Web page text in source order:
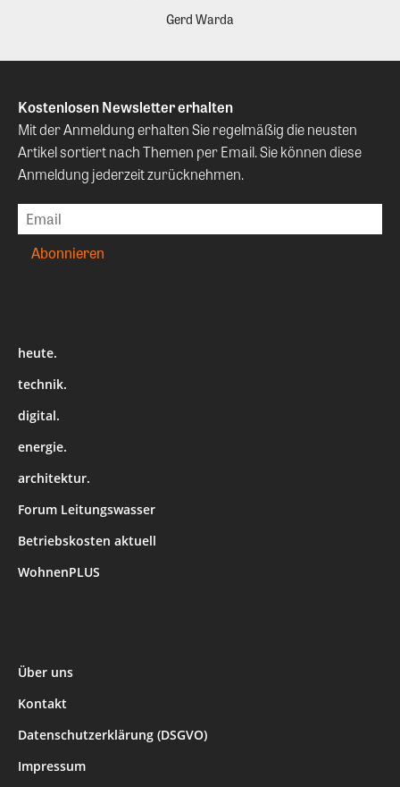
Gerd Warda
Kostenlosen Newsletter erhalten
Mit der Anmeldung erhalten Sie regelmäßig die neusten
Artikel sortiert nach Themen per Email. Sie können diese
Anmeldung jederzeit zurücknehmen.
heute.
technik.
digital.
energie.
architektur.
Forum Leitungswasser
Betriebskosten aktuell
WohnenPLUS
Über uns
Kontakt
Datenschutzerklärung (DSGVO)
Impressum